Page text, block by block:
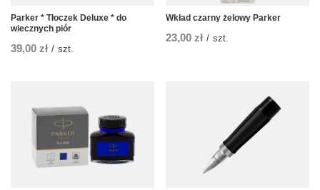
Parker * Tłoczek Deluxe * do
wiecznych piór
39,00 zł / szt.
Wkład czarny żelowy Parker
23,00 zł / szt.